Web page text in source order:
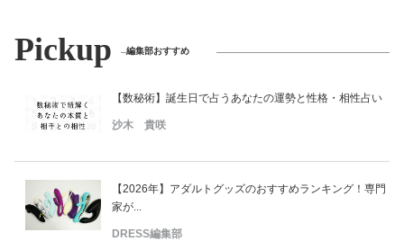
Pickup 編集部おすすめ
【数秘術】誕生日で占うあなたの運勢と性格・相性占い
沙木 貴咲
【2026年】アダルトグッズのおすすめランキング！専門
家が...
DRESS編集部